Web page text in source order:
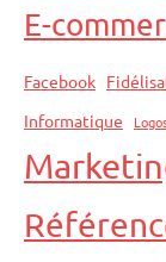
E-
Facebook
Informatique